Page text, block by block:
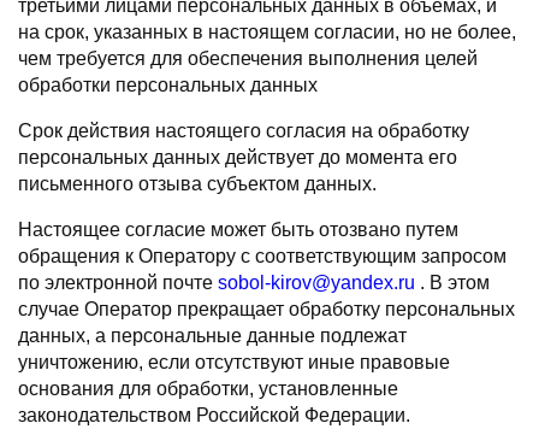
третьими лицами персональных данных в объемах, и
на срок, указанных в настоящем согласии, но не более,
чем требуется для обеспечения выполнения целей
обработки персональных данных
Срок действия настоящего согласия на обработку
персональных данных действует до момента его
письменного отзыва субъектом данных.
Настоящее согласие может быть отозвано путем
обращения к Оператору с соответствующим запросом
по электронной почте sobol-kirov@yandex.ru . В этом
случае Оператор прекращает обработку персональных
данных, а персональные данные подлежат
уничтожению, если отсутствуют иные правовые
основания для обработки, установленные
законодательством Российской Федерации.